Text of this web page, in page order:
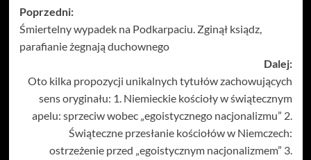
Zobacz
wpisy
Poprzedni:
Śmiertelny wypadek na Podkarpaciu. Zginął ksiądz,
parafianie żegnają duchownego
Dalej:
Oto kilka propozycji unikalnych tytułów zachowujących
sens oryginału: 1. Niemieckie kościoły w świątecznym
apelu: sprzeciw wobec „egoistycznego nacjonalizmu” 2.
Świąteczne przesłanie kościołów w Niemczech:
ostrzeżenie przed „egoistycznym nacjonalizmem” 3.